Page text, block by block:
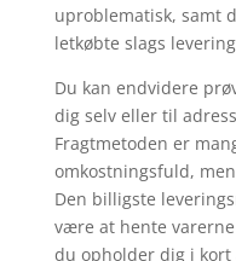
uproblematisk, samt
letkøbte slags
Du kan endvidere
dig selv eller til
Fragtmetoden er
omkostningsfuld,
Den billigste
være at hente
du opholder dig i